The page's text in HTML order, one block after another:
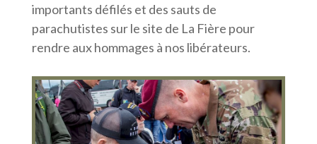
importants défilés et des sauts de
parachutistes sur le site de La Fière pour
rendre aux hommages à nos libérateurs.